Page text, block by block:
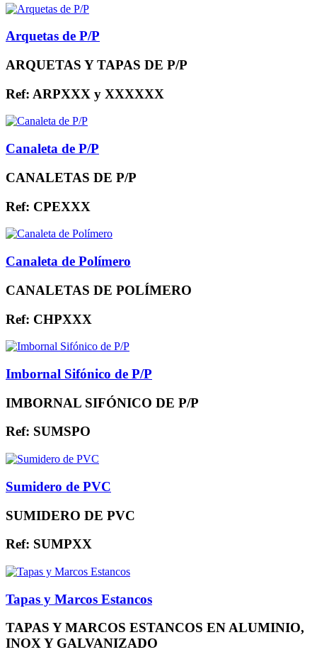
Arquetas de P/P
ARQUETAS Y TAPAS DE P/P
Ref: ARPXXX y XXXXXX
Canaleta de P/P
CANALETAS DE P/P
Ref: CPEXXX
Canaleta de Polímero
CANALETAS DE POLÍMERO
Ref: CHPXXX
Imbornal Sifónico de P/P
IMBORNAL SIFÓNICO DE P/P
Ref: SUMSPO
Sumidero de PVC
SUMIDERO DE PVC
Ref: SUMPXX
Tapas y Marcos Estancos
TAPAS Y MARCOS ESTANCOS EN ALUMINIO,
INOX Y GALVANIZADO